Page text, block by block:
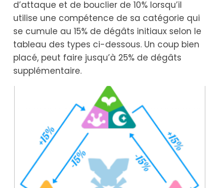
d’attaque et de bouclier de 10% lorsqu’il
utilise une compétence de sa catégorie qui
se cumule au 15% de dégâts initiaux selon le
tableau des types ci-dessous. Un coup bien
placé, peut faire jusqu’à 25% de dégâts
supplémentaire.